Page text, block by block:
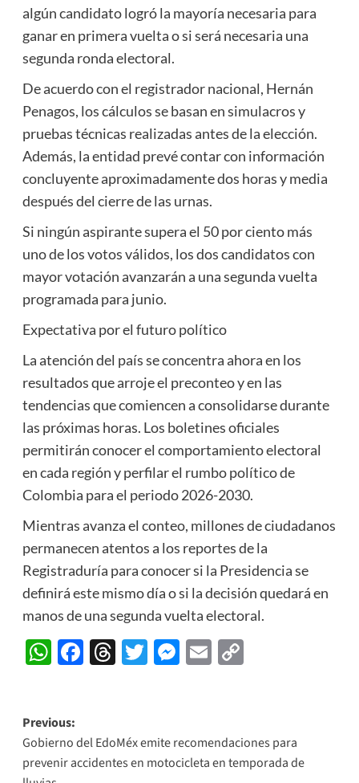
algún candidato logró la mayoría necesaria para
ganar en primera vuelta o si será necesaria una
segunda ronda electoral.
De acuerdo con el registrador nacional, Hernán
Penagos, los cálculos se basan en simulacros y
pruebas técnicas realizadas antes de la elección.
Además, la entidad prevé contar con información
concluyente aproximadamente dos horas y media
después del cierre de las urnas.
Si ningún aspirante supera el 50 por ciento más
uno de los votos válidos, los dos candidatos con
mayor votación avanzarán a una segunda vuelta
programada para junio.
Expectativa por el futuro político
La atención del país se concentra ahora en los
resultados que arroje el preconteo y en las
tendencias que comiencen a consolidarse durante
las próximas horas. Los boletines oficiales
permitirán conocer el comportamiento electoral
en cada región y perfilar el rumbo político de
Colombia para el periodo 2026-2030.
Mientras avanza el conteo, millones de ciudadanos
permanecen atentos a los reportes de la
Registraduría para conocer si la Presidencia se
definirá este mismo día o si la decisión quedará en
manos de una segunda vuelta electoral.
WhatsApp
Facebook
Threads
Twitter
Messenger
EmailCopy
Post
navigation
Previous:
Gobierno del EdoMéx emite recomendaciones para
prevenir accidentes en motocicleta en temporada de